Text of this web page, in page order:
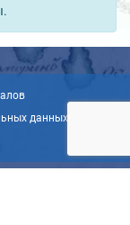
данных